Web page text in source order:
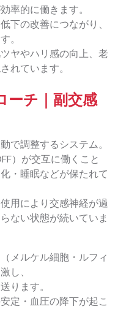
率的に働きます。
下の改善につながり、
。
ヤやハリ感の向上、老
れています。
ーチ｜副交感
で調整するシステム。
）が交互に働くこと
・睡眠などが保たれて
用により交感神経が過
ない状態が続いていま
メルケル細胞・ルフィ
し、
ります。
定・血圧の降下が起こ